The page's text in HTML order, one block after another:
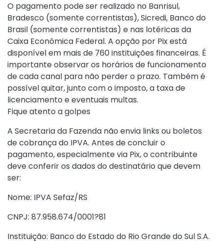
O pagamento pode ser realizado no Banrisul,
Bradesco (somente correntistas), Sicredi, Banco do
Brasil (somente correntistas) e nas lotéricas da
Caixa Econômica Federal. A opção por Pix está
disponível em mais de 760 instituições financeiras. É
importante observar os horários de funcionamento
de cada canal para não perder o prazo. Também é
possível quitar, junto com o imposto, a taxa de
licenciamento e eventuais multas.
Fique atento a golpes
A Secretaria da Fazenda não envia links ou boletos
de cobrança do IPVA. Antes de concluir o
pagamento, especialmente via Pix, o contribuinte
deve conferir os dados do destinatário que devem
ser:
Nome: IPVA Sefaz/RS
CNPJ: 87.958.674/0001?81
Instituição: Banco do Estado do Rio Grande do Sul S.A.